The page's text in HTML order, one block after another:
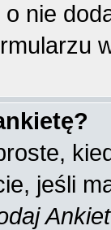
nie
jeśli